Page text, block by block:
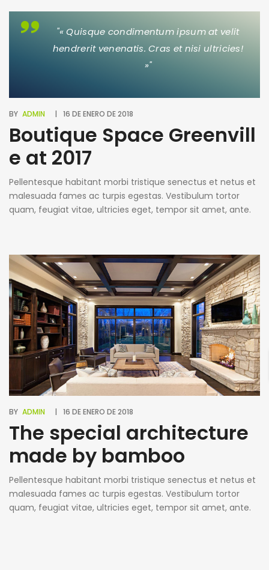
erat wisi, condimentum sed, commodo [...]
"« Quisque condimentum ipsum at velit
hendrerit venenatis. Cras et nisi ultricies!
»"
BY ADMIN 16 DE ENERO DE 2018
Boutique Space Greenvill
e at 2017
Pellentesque habitant morbi tristique senectus et netus et
malesuada fames ac turpis egestas. Vestibulum tortor
quam, feugiat vitae, ultricies eget, tempor sit amet, ante.
erat wisi, condimentum sed, commodo [...]
BY ADMIN 16 DE ENERO DE 2018
The special architecture
made by bamboo
Pellentesque habitant morbi tristique senectus et netus et
malesuada fames ac turpis egestas. Vestibulum tortor
quam, feugiat vitae, ultricies eget, tempor sit amet, ante.